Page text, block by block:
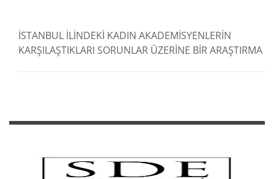
İSTANBUL İLİNDEKİ KADIN AKADEMİSYENLERİN
KARŞILAŞTIKLARI SORUNLAR ÜZERİNE BİR ARAŞTIRMA